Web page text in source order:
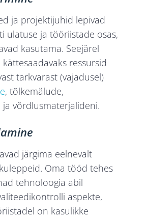
ja projektijuhid lepivad
ulatuse ja tööriistade osas,
kasutama. Seejärel
ressursid
tarkvarast (vajadusel)
, tõlkemälude,
ja võrdlusmaterjalideni.
järgima eelnevalt
Oma tööd tehes
tehnoloogia abil
aspekte,
on kasulikke